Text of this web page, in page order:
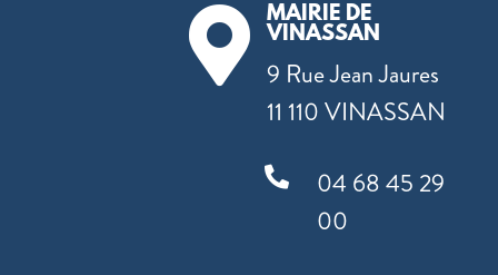

MAIRIE DE
VINASSAN
9 Rue Jean Jaures
11 110 VINASSAN

04 68 45 29
00